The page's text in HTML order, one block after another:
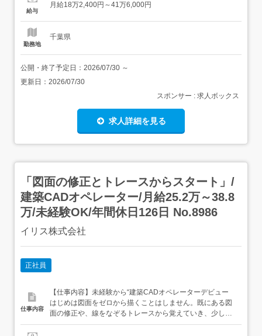
【経験・資格】<必須資格>1級管工事施工管理技士<歓迎資
給与
月給18万2,400円～41万6,000円
勤務地
千葉県
公開・終了予定日： 2026/07/30 ～
更新日： 2026/07/30
スポンサー : 求人ボックス
求人詳細を見る
「図面の修正とトレースからスタート」/
建築CADオペレーター/月給25.2万～38.8
万/未経験OK/年間休日126日 No.8986
イリス株式会社
正社員
仕事内容
【仕事内容】未経験から“建築CADオペレーターデビュー
はじめは図面をゼロから描くことはしません。既にある図
面の修正や、線をなぞるトレースから覚えていき、少しず
つ任される範囲を広げていきます。 主なお仕事・図面の修